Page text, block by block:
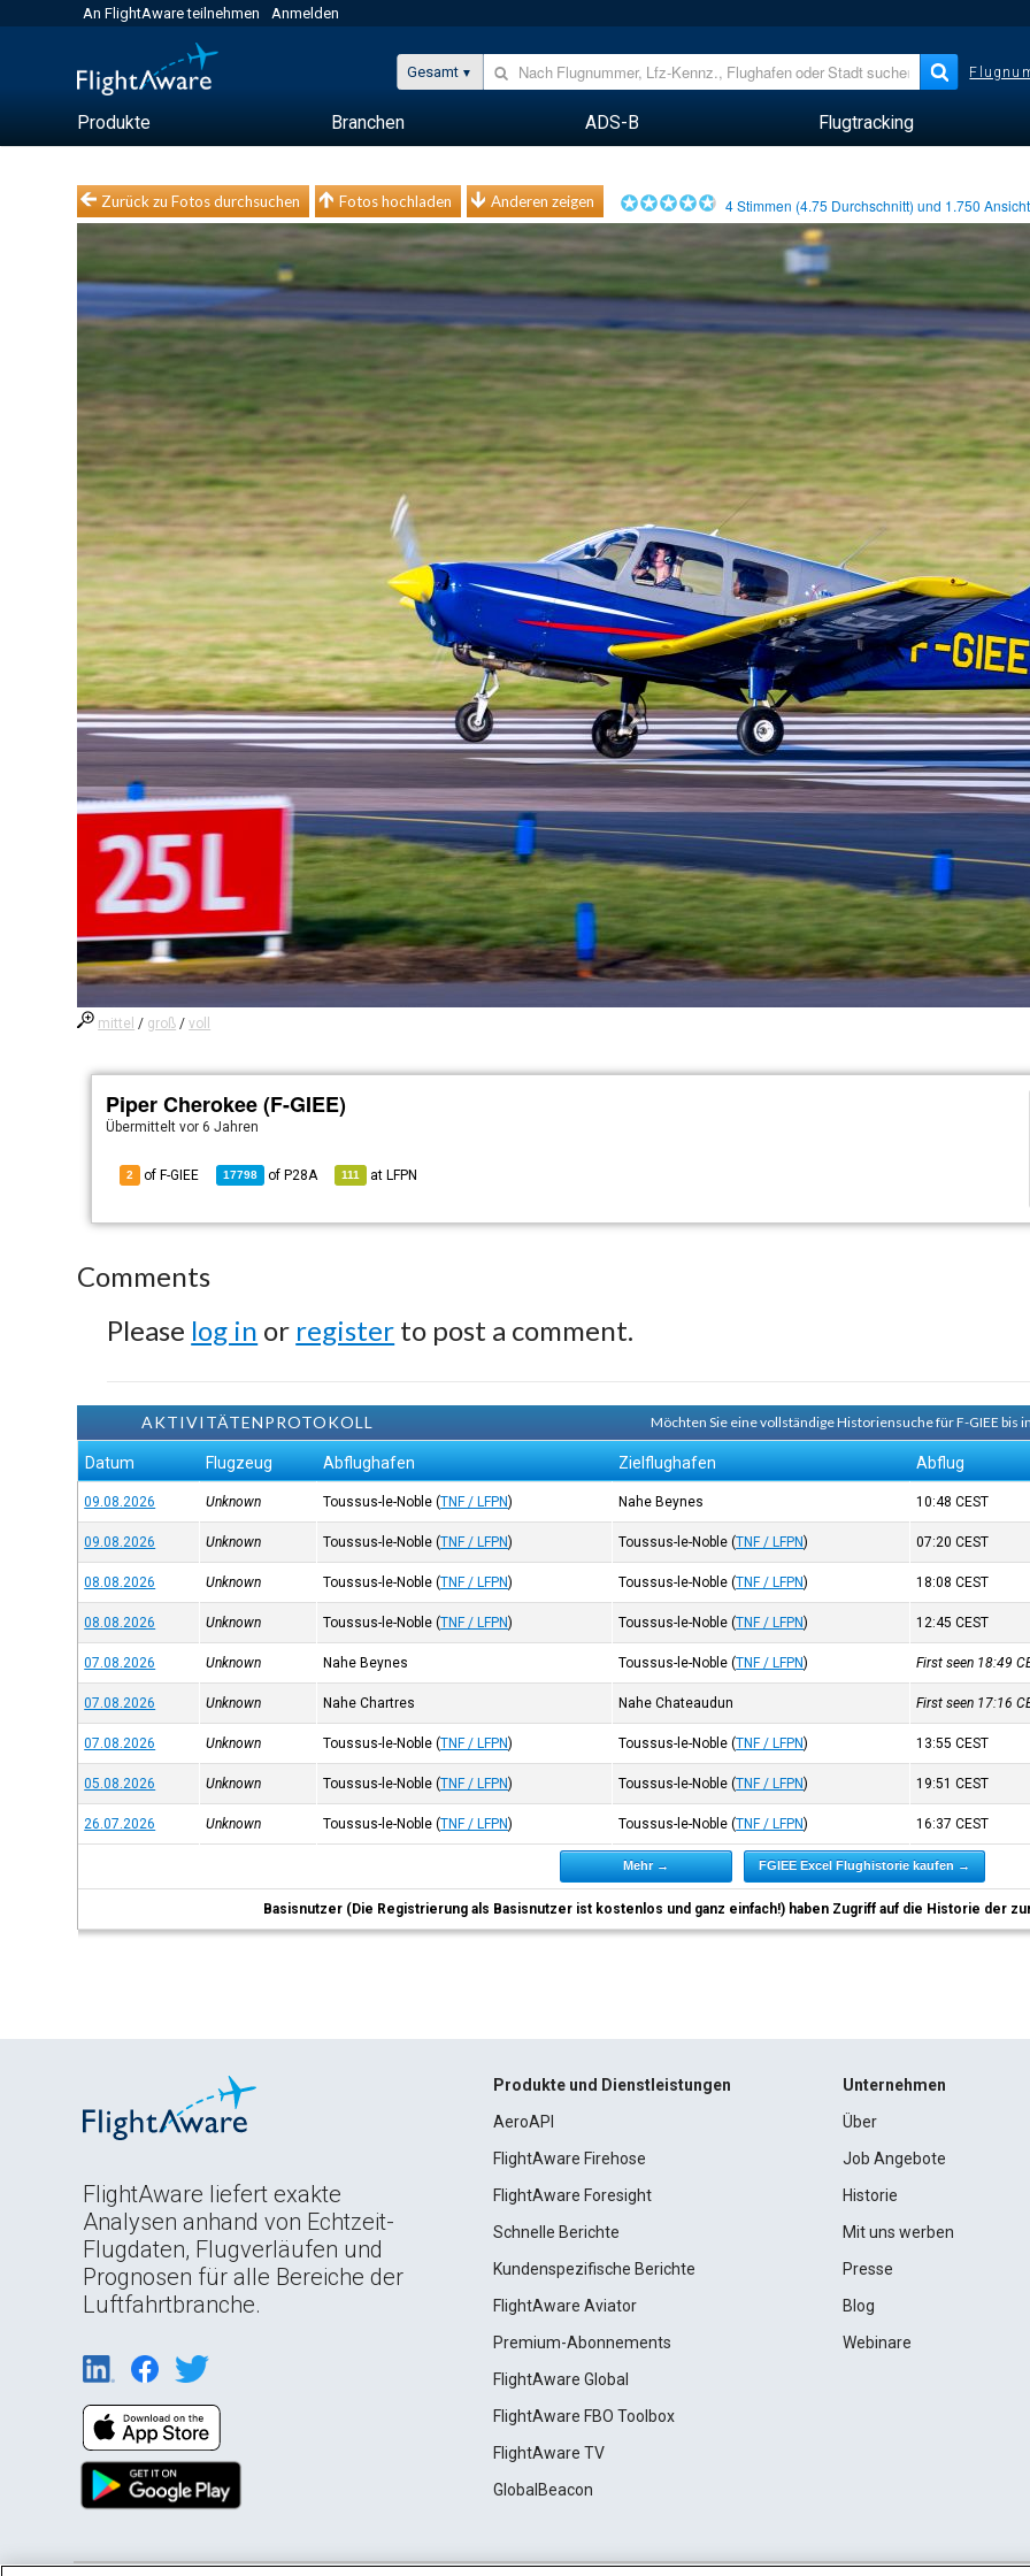
An FlightAware teilnehmen Anmelden
Gesamt
Produkte Branchen ADS-B Flugtracking
Zurück zu Fotos durchsuchen Fotos hochladen Anderen zeigen 4Stimmen (4.75 Durchschnitt) und 1.750
mittel / groß /voll
Piper Cherokee (F-GIEE)
Übermitteltvor 6 Jahren
2 of F-GIEE 17798 of P28A 111 at LFPN
Comments
Please log in or register to post a comment.
AKTIVITÄTENPROTOKOLL Möchten Sie eine vollständige Historiensuche für F-GIEE bis
Datum Flugzeug Abflughafen Zielflughafen Abflug
09.08.2026 Unknown Toussus-le-Noble (TNF / LFPN) Nahe Beynes 10:48CEST
09.08.2026 Unknown Toussus-le-Noble (TNF / LFPN) Toussus-le-Noble (TNF / LFPN) 07:20CEST
08.08.2026 Unknown Toussus-le-Noble (TNF / LFPN) Toussus-le-Noble (TNF / LFPN) 18:08CEST
08.08.2026 Unknown Toussus-le-Noble (TNF / LFPN) Toussus-le-Noble (TNF / LFPN) 12:45CEST
07.08.2026 Unknown Nahe Beynes Toussus-le-Noble (TNF / LFPN) First seen 18:49
07.08.2026 Unknown Nahe Chartres Nahe Chateaudun First seen 17:16
07.08.2026 Unknown Toussus-le-Noble (TNF / LFPN) Toussus-le-Noble (TNF / LFPN) 13:55CEST
05.08.2026 Unknown Toussus-le-Noble (TNF / LFPN) Toussus-le-Noble (TNF / LFPN) 19:51CEST
26.07.2026 Unknown Toussus-le-Noble (TNF / LFPN) Toussus-le-Noble (TNF / LFPN) 16:37CEST
Mehr → FGIEE Excel Flughistorie kaufen →
Basisnutzer (Die Registrierung als Basisnutzer ist kostenlos und ganz einfach!) haben Zugriff auf die Historie der
FlightAware liefert exakte
Analysen anhand von Echtzeit-
Flugdaten, Flugverläufen und
Prognosen für alle Bereiche der
Luftfahrtbranche.
Produkte und Dienstleistungen
AeroAPI
FlightAware Firehose
FlightAware Foresight
Schnelle Berichte
Kundenspezifische Berichte
FlightAware Aviator
Premium-Abonnements
FlightAware Global
FlightAware FBO Toolbox
FlightAware TV
GlobalBeacon
Unternehmen
Über
Job Angebote
Historie
Mit uns werben
Presse
Blog
Webinare